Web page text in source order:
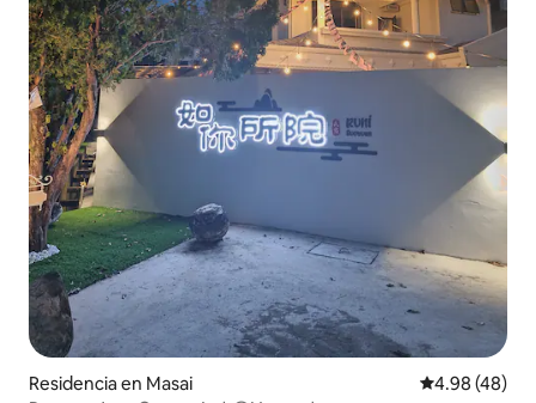
Residencia en Masai Calificación
4.98 (48)